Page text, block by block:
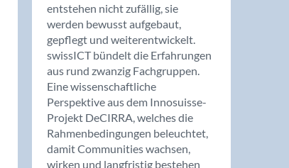
entstehen nicht zufällig, sie
werden bewusst aufgebaut,
gepflegt und weiterentwickelt.
swissICT bündelt die Erfahrungen
aus rund zwanzig Fachgruppen.
Eine wissenschaftliche
Perspektive aus dem Innosuisse-
Projekt DeCIRRA, welches die
Rahmenbedingungen beleuchtet,
damit Communities wachsen,
wirken und langfristig bestehen